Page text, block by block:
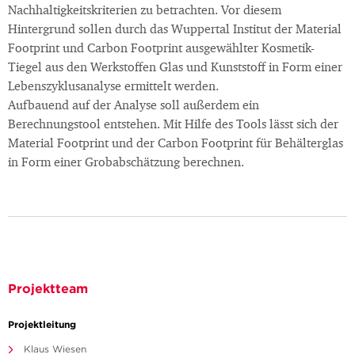
Nachhaltigkeitskriterien zu betrachten. Vor diesem
Hintergrund sollen durch das Wuppertal Institut der Material
Footprint und Carbon Footprint ausgewählter Kosmetik-
Tiegel aus den Werkstoffen Glas und Kunststoff in Form einer
Lebenszyklusanalyse ermittelt werden.
Aufbauend auf der Analyse soll außerdem ein
Berechnungstool entstehen. Mit Hilfe des Tools lässt sich der
Material Footprint und der Carbon Footprint für Behälterglas
in Form einer Grobabschätzung berechnen.
Projektteam
Projektleitung
Klaus Wiesen